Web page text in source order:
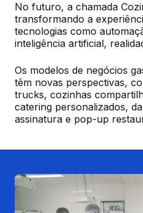
No futuro, a chamada
transformando a
tecnologias como
inteligência artificial,
Os modelos de negócios
têm novas perspectivas,
trucks, cozinhas
catering personalizados,
assinatura e pop-up